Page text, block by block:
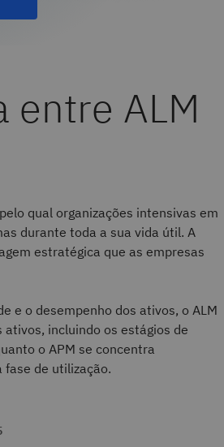
entre ALM
qual organizações intensivas em
durante toda a sua vida útil. A
estratégica que as empresas
e o desempenho dos ativos, o ALM
incluindo os estágios de
o APM se concentra
de utilização.